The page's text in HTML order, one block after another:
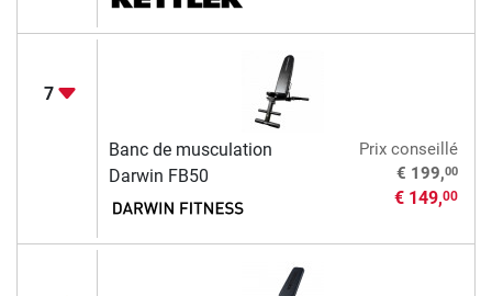
7
Banc de musculation
Darwin FB50
Prix conseillé
€ 199,00
€ 149,00